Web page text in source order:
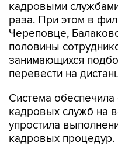
кадровыми
раза. При этом в
Череповце,
половины
занимающихся
перевести на
Система
кадровых служб на
упростила
кадровых процедур.